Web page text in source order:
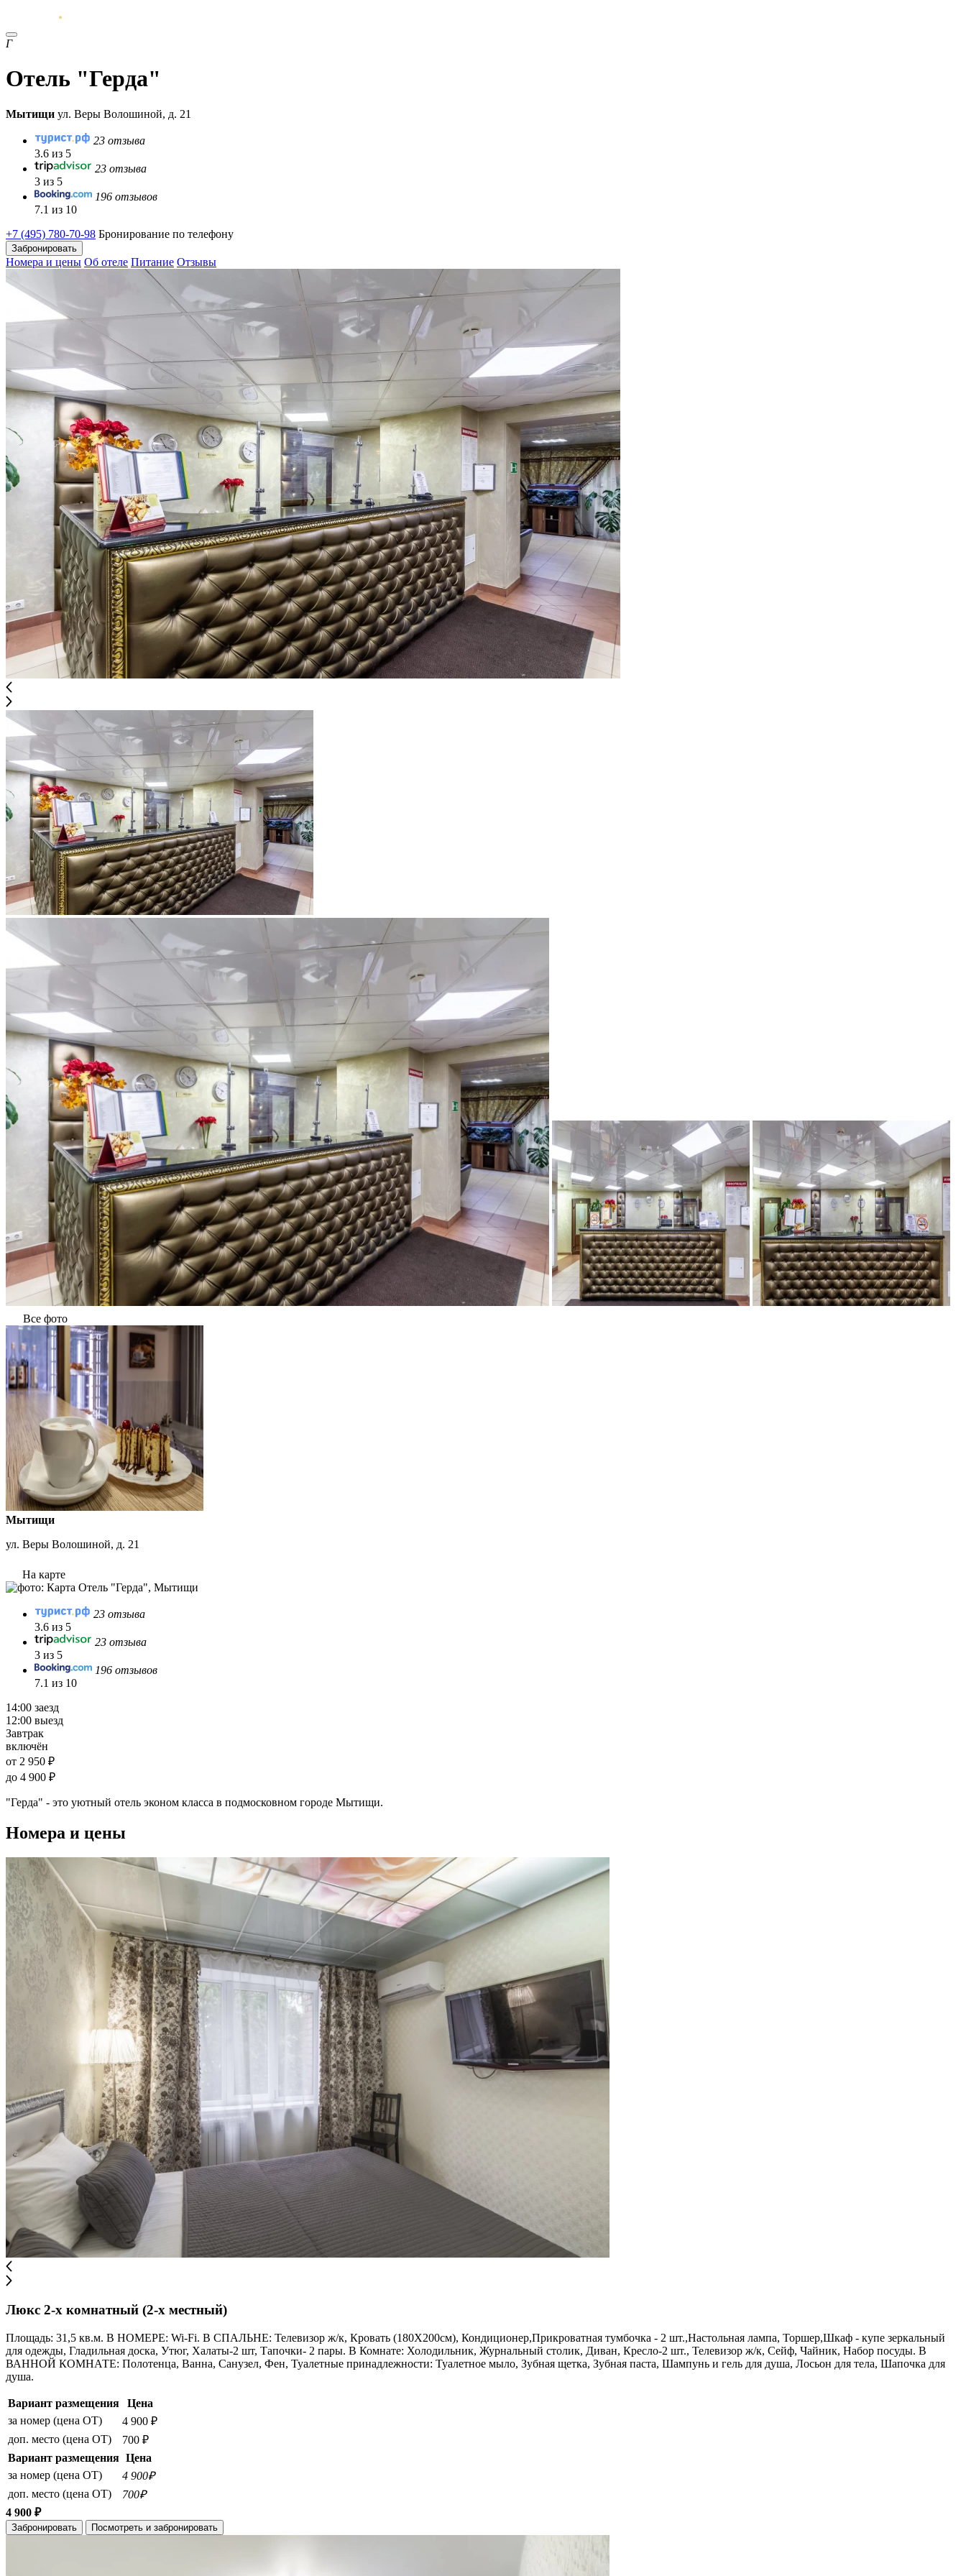
Г
Отель "Герда"
Мытищи ул. Веры Волошиной, д. 21
23 отзыва
3.6 из 5
23 отзыва
3 из 5
196 отзывов
7.1 из 10
+7 (495) 780-70-98 Бронирование по телефону
Забронировать
Номера и цены Об отеле Питание Отзывы
Все фото
Мытищи
ул. Веры Волошиной, д. 21
На карте
23 отзыва
3.6 из 5
23 отзыва
3 из 5
196 отзывов
7.1 из 10
14:00 заезд
12:00 выезд
Завтрак
включён
от 2 950 ₽
до 4 900 ₽
"Герда" - это уютный отель эконом класса в подмосковном городе Мытищи.
Номера и цены
Люкс 2-х комнатный (2-х местный)
Площадь: 31,5 кв.м. В НОМЕРЕ: Wi-Fi. В СПАЛЬНЕ: Телевизор ж/к, Кровать (180Х200см), Кондиционер,Прикроватная тумбочка - 2 шт.,Настольная лампа, Торшер,Шкаф - купе зеркальный
для одежды, Гладильная доска, Утюг, Халаты-2 шт, Тапочки- 2 пары. В Комнате: Холодильник, Журнальный столик, Диван, Кресло-2 шт., Телевизор ж/к, Сейф, Чайник, Набор посуды. В
ВАННОЙ КОМНАТЕ: Полотенца, Ванна, Санузел, Фен, Туалетные принадлежности: Туалетное мыло, Зубная щетка, Зубная паста, Шампунь и гель для душа, Лосьон для тела, Шапочка для
душа.
Вариант размещения
Цена
за номер (цена ОТ)
4 900 ₽
доп. место (цена ОТ)
700 ₽
Вариант размещения Цена
за номер (цена ОТ)
4 900₽
доп. место (цена ОТ)
700₽
4 900 ₽
Забронировать Посмотреть и забронировать